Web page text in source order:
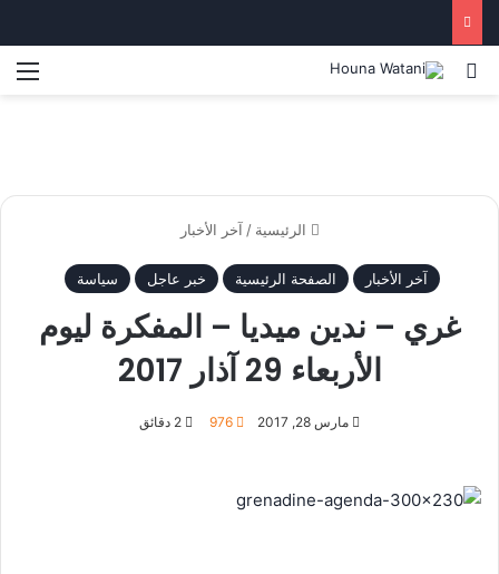
بحث عن
الرئيسية / آخر الأخبار
آخر الأخبار الصفحة الرئيسية خبر عاجل سياسة
غري – ندين ميديا – المفكرة ليوم
الأربعاء 29 آذار 2017
مارس 28, 2017 976